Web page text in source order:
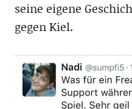
seine eigene
gegen Kiel.